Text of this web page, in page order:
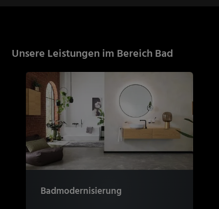
Unsere Leistungen im Bereich Bad
Badmodernisierung